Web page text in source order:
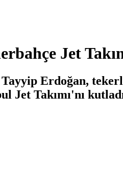
Jet
Erdoğan,
Jet Takımı'nı